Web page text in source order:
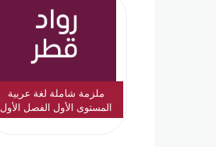
ملزمة شاملة لغة عربية
المستوى الأول الفصل الأول